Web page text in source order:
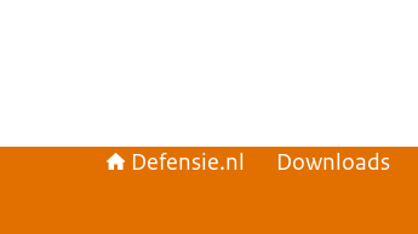
Defensie.nl Downloads